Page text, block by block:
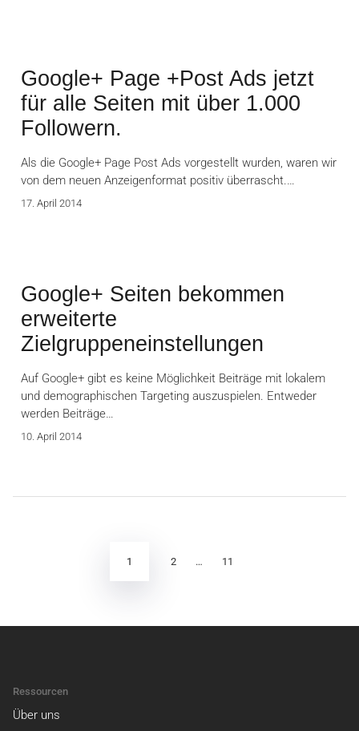
Google+ Page +Post Ads jetzt
für alle Seiten mit über 1.000
Followern.
Als die Google+ Page Post Ads vorgestellt wurden, waren wir
von dem neuen Anzeigenformat positiv überrascht.…
17. April 2014
Google+ Seiten bekommen
erweiterte
Zielgruppeneinstellungen
Auf Google+ gibt es keine Möglichkeit Beiträge mit lokalem
und demographischen Targeting auszuspielen. Entweder
werden Beiträge…
10. April 2014
1 2 … 11
Ressourcen
Über uns